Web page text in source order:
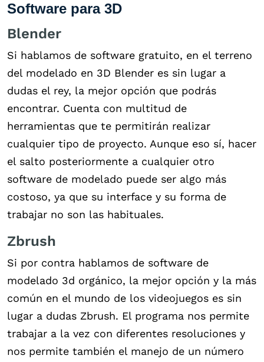
Software para 3D
Blender
Si hablamos de software gratuito, en el terreno
del modelado en 3D Blender es sin lugar a
dudas el rey, la mejor opción que podrás
encontrar. Cuenta con multitud de
herramientas que te permitirán realizar
cualquier tipo de proyecto. Aunque eso sí, hacer
el salto posteriormente a cualquier otro
software de modelado puede ser algo más
costoso, ya que su interface y su forma de
trabajar no son las habituales.
Zbrush
Si por contra hablamos de software de
modelado 3d orgánico, la mejor opción y la más
común en el mundo de los videojuegos es sin
lugar a dudas Zbrush. El programa nos permite
trabajar a la vez con diferentes resoluciones y
nos permite también el manejo de un número